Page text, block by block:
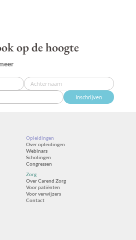
op de hoogte
Inschrijven
Opleidingen
Over opleidingen
Webinars
Scholingen
Congressen
Zorg
Over Carend Zorg
Voor patiënten
Voor verwijzers
Contact